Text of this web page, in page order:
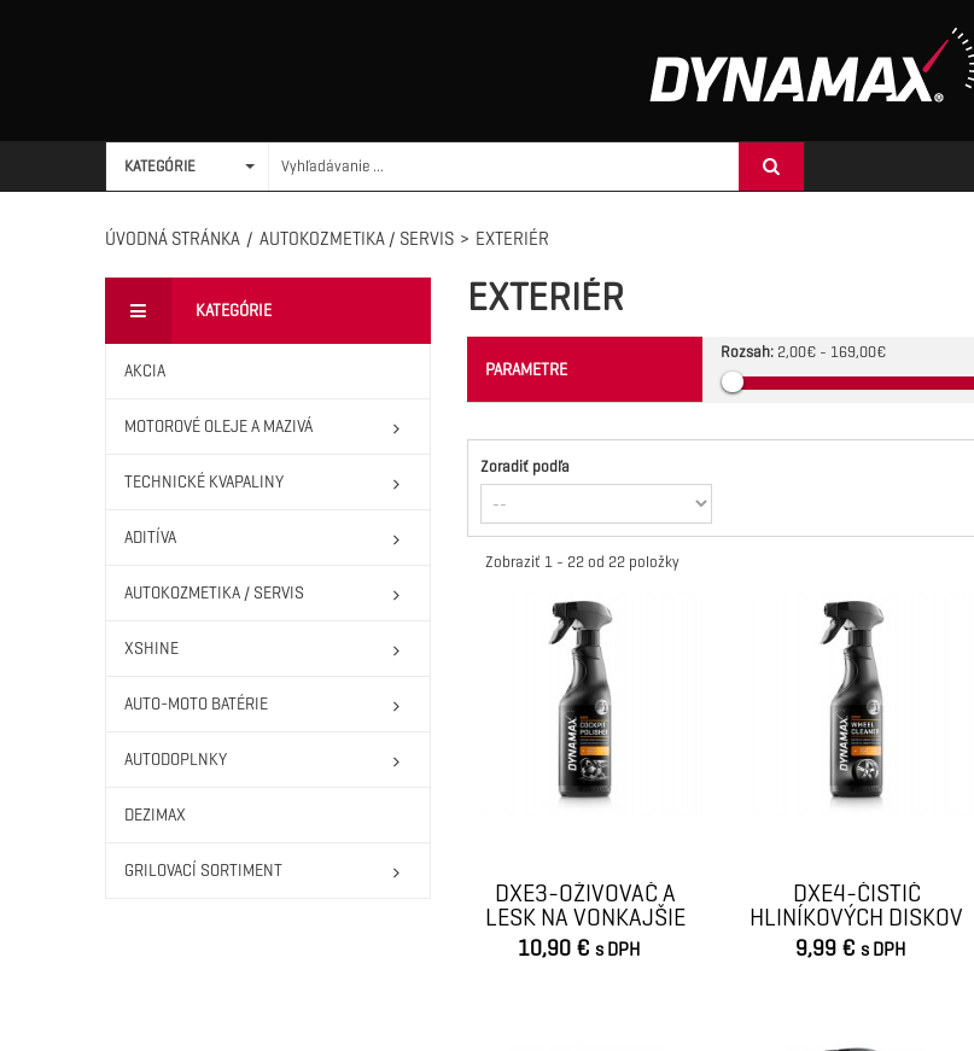
KATEGÓRIE
ÚVODNÁ STRÁNKA / AUTOKOZMETIKA / SERVIS > EXTERIÉR
KATEGÓRIE
AKCIA
MOTOROVÉ OLEJE A MAZIVÁ
TECHNICKÉ KVAPALINY
ADITÍVA
AUTOKOZMETIKA / SERVIS
XSHINE
AUTO-MOTO BATÉRIE
AUTODOPLNKY
DEZIMAX
GRILOVACÍ SORTIMENT
EXTERIÉR
PARAMETRE
Rozsah: 2,00€ - 169,00€
Zoradiť podľa
Zobraziť 1 - 22 od 22 položky
DXE3-OŽIVOVAČ A
LESK NA VONKAJŠIE
PLASTY...
10,90 € s DPH
DXE4-ČISTIČ
HLINÍKOVÝCH DISKOV
500ML
9,99 € s DPH